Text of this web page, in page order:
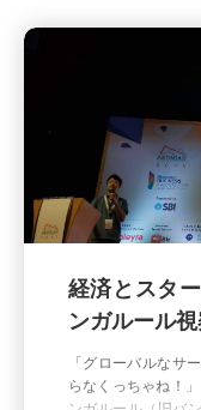
経済とスタ
ンガルール
「グローバルなサ
らなくっちゃね！